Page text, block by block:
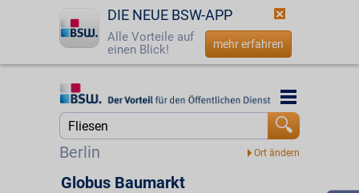
DIE NEUE BSW-APP
Alle Vorteile auf
einen Blick!
mehr erfahren
Startseite
Login
Berlin
Startseite
Globus Baumarkt